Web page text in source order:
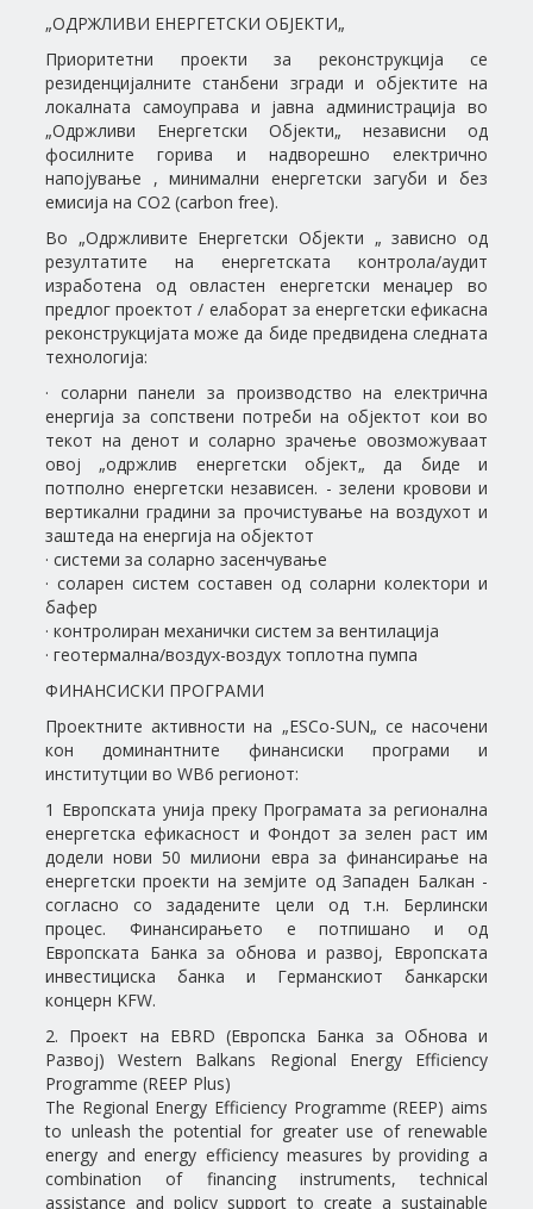
„ОДРЖЛИВИ ЕНЕРГЕТСКИ ОБЈЕКТИ„
Приоритетни проекти за реконструкција се
резиденцијалните станбени згради и објектите на
локалната самоуправа и јавна администрација во
„Одржливи Енергетски Објекти„ независни од
фосилните горива и надворешно електрично
напојување , минимални енергетски загуби и без
емисија на CO2 (carbon free).
Во „Одржливите Енергетски Објекти „ зависно од
резултатите на енергетската контрола/аудит
изработена од овластен енергетски менаџер во
предлог проектот / елаборат за енергетски ефикасна
реконструкцијата може да биде предвидена следната
технологија:
· соларни панели за производство на електрична
енергија за сопствени потреби на објектот кои во
текот на денот и соларно зрачење овозможуваат
овој „одржлив енергетски објект„ да биде и
потполно енергетски независен. - зелени кровови и
вертикални градини за прочистување на воздухот и
заштеда на енергија на објектот
· системи за соларно засенчување
· соларен систем составен од соларни колектори и
бафер
· контролиран механички систем за вентилација
· геотермална/воздух-воздух топлотна пумпа
ФИНАНСИСКИ ПРОГРАМИ
Проектните активности на „ESCo-SUN„ се насочени
кон доминантните финансиски програми и
институтции во WB6 регионот:
1 Европската унија преку Програмата за регионална
енергетска ефикасност и Фондот за зелен раст им
додели нови 50 милиони евра за финансирање на
енергетски проекти на земјите од Западен Балкан -
согласно со зададените цели од т.н. Берлински
процес. Финансирањето е потпишано и од
Европската Банка за обнова и развој, Европската
инвестициска банка и Германскиот банкарски
концерн KFW.
2. Проект на EBRD (Европска Банка за Обнова и
Развој) Western Balkans Regional Energy Efficiency
Programme (REEP Plus)
The Regional Energy Efficiency Programme (REEP) aims
to unleash the potential for greater use of renewable
energy and energy efficiency measures by providing a
combination of financing instruments, technical
assistance and policy support to create a sustainable